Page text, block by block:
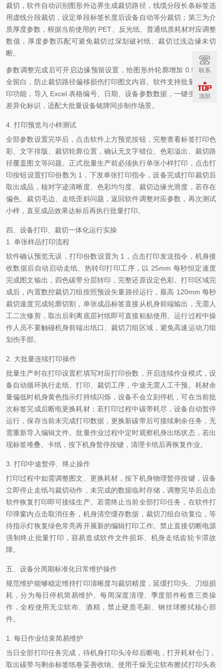
裁切，软件自动识别图形外边界生成裁切路径，线缆分段长条标签选
用虚线分段裁切，设定单段标签长度后设备自动等分裁切；第三为介
质厚度参数，根据当前使用的 PET、反光纸、普通纸质耗材对应调整
数值，厚度参数匹配可避免裁切过深划破衬纸、裁切过浅边缘未切
断。
参数调整完成后可开启边缘预留设置，给图形外轮廓增加 0.5mm 安
全留白，防止裁切路径偏移损伤打印图文内容。软件支持批量变量打
印功能，导入 Excel 表格编号、日期、设备参数数据，一键生成多组
差异化标识，适配大批量设备铭牌同步制作场景。
4. 打印预览与小样测试
全部参数设置完毕后，点击软件上方预览按钮，完整查看标签打印色
彩、文字排版、裁切轮廓位置，确认无文字错位、色彩溢出、裁切路
径覆盖图文等问题。正式批量生产前必须执行单张小样打印，点击打
印按钮设置打印份数为 1，下发单张打印指令，设备完成打印裁切后
取出成品，核对字迹清晰度、色彩均匀度、裁切边缘光滑度，若存在
偏色、裁切毛边、走纸歪斜问题，返回软件调整对应参数，再次测试
小样，直至成品效果达标后再执行批量打印。
四、设备打印、裁切一体化运行实操
1. 单张样品打印流程
软件确认预览无误，打印份数设置为 1，点击打印发送指令，机身接
收数据后自动启动走纸、热转印打印工序，以 25mm 每秒恒定速度
完成图文输出，四色碳带分层转印，完整还原设定色彩。打印区域完
成后，内置数控裁切刀组按照预设矢量路径运行，最高 120mm 每秒
裁切速度完成轮廓切割，单张成品标签直接从机身前端输出，无需人
工二次修剪，取出后剥离底层衬纸即可直接粘贴使用。运行过程中操
作人员不要触碰机身前端出纸口、裁切刀组区域，避免高速运动刀组
划伤手部。
2. 大批量连续打印操作
批量生产时在打印设置栏填写对应打印份数，开启连续作业模式，设
备自动循环执行走纸、打印、裁切工序，中途无需人工干预。耗材余
量偏低时机身黄色指示灯持续闪烁，设备不会立刻停机，可在当前批
次标签完成后断电更换耗材；若打印过程中碳带耗尽，设备自动暂停
运行，保存当前未完成打印数据，更换新碳带后可接续剩余任务，无
需重新导入编辑文件。批量作业过程中定时观察机身出纸状态，若出
现标签堆叠、卡纸，按下机身暂停按键，清理卡纸后再恢复作业。
3. 打印中途暂停、终止操作
打印过程中如需调整图文、更换耗材，按下机身物理暂停按键，设备
立即停止走纸与裁切动作，未完成的数据临时存储，调整完毕后点击
软件恢复打印即可接续生产。若需终止当前全部打印任务，在软件打
印弹窗内点击取消任务，机身清空缓存数据，裁切刀组自动复位，等
待指示灯恢复绿色常亮再开展新的编辑打印工作。禁止直接切断电源
强制终止批量打印，容易造成软件文件损坏、机身走纸齿轮卡滞故
障。
五、设备分周期标准化日常维护操作
规范维护能够稳定维持打印清晰度与裁切精度，延缓打印头、刀组损
耗，分为每日停机简易维护、每周深度清理、季度部件检查三类操
作，全程使用无尘软布、酒精，禁止硬质毛刷、钢丝球擦拭核心部
件。
1. 每日作业结束简易维护
当日全部打印任务完成，待机身打印头冷却后断电，打开耗材仓门，
取出碳带与剩余标签纸卷妥善收纳。使用干燥无尘软布擦拭打印头表
联系
顶部